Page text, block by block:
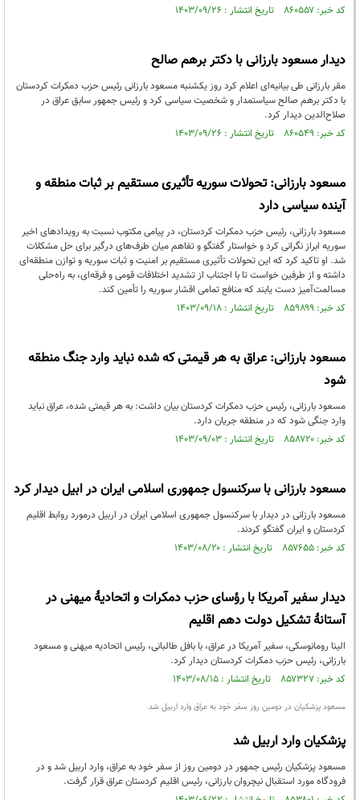
کد خبر: ۸۶۰۵۵۷ تاریخ انتشار : ۱۴۰۳/۰۹/۲۶
دیدار مسعود بارزانی با دکتر برهم صالح
مقر بارزانی طی بیانیه‌ای اعلام کرد روز یکشنبه مسعود بارزانی رئیس حزب دمکرات کردستان
با دکتر برهم صالح سیاستمدار و شخصیت سیاسی کرد و رئیس جمهور سابق عراق در
صلاح‌الدین دیدار کرد.
کد خبر: ۸۶۰۵۴۹ تاریخ انتشار : ۱۴۰۳/۰۹/۲۶
مسعود بارزانی: تحولات سوریه تأثیری مستقیم بر ثبات منطقه و
آینده سیاسی دارد
مسعود بارزانی، رئیس حزب دمکرات کردستان، در پیامی مکتوب نسبت به رویدادهای اخیر
سوریه ابراز نگرانی کرد و خواستار گفتگو و تفاهم میان طرف‌های درگیر برای حل مشکلات
شد. او تاکید کرد که این تحولات تأثیری مستقیم بر امنیت و ثبات سوریه و توازن منطقه‌ای
داشته و از طرفین خواست تا با اجتناب از تشدید اختلافات قومی و فرقه‌ای، به راه‌حلی
مسالمت‌آمیز دست یابند که منافع تمامی اقشار سوریه را تأمین کند.
کد خبر: ۸۵۹۸۹۹ تاریخ انتشار : ۱۴۰۳/۰۹/۱۸
مسعود بارزانی: عراق به هر قیمتی که شده نباید وارد جنگ منطقه
شود
مسعود بارزانی، رئیس حزب دمکرات کردستان بیان داشت: به هر قیمتی شده، عراق نباید
وارد جنگی شود که در منطقه جریان دارد.
کد خبر: ۸۵۸۷۲۰ تاریخ انتشار : ۱۴۰۳/۰۹/۰۳
مسعود بارزانی با سرکنسول جمهوری اسلامی ایران در ابیل دیدار کرد
مسعود بارزانی در دیدار با سرکنسول جمهوری اسلامی ایران در اربیل درمورد روابط اقلیم
کردستان و ایران گفتگو کردند.
کد خبر: ۸۵۷۶۵۵ تاریخ انتشار : ۱۴۰۳/۰۸/۲۰
دیدار سفیر آمریکا با رؤسای حزب دمکرات و اتحادیۀ میهنی در
آستانۀ تشکیل دولت دهم اقلیم
الینا رومانوسکی، سفیر آمریکا در عراق، با بافل طالبانی، رئیس اتحادیه میهنی و مسعود
بارزانی، رئیس حزب دمکرات کردستان دیدار کرد.
کد خبر: ۸۵۷۳۲۷ تاریخ انتشار : ۱۴۰۳/۰۸/۱۵
مسعود پزشکیان در دومین روز سفر خود به عراق وارد اربیل شد.
پزشکیان وارد اربیل شد
مسعود پزشکیان رئیس جمهور در دومین روز از سفر خود به عراق، وارد اربیل شد و در
فرودگاه مورد استقبال نیچروان بارزانی، رئیس اقلیم کردستان عراق قرار گرفت.